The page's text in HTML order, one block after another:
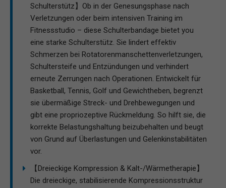
Schulterstütz】Ob in der Genesungsphase nach
Verletzungen oder beim intensiven Training im
Fitnessstudio – diese Schulterbandage bietet you
eine starke Schulterstütz. Sie lindert effektiv
Schmerzen bei Rotatorenmanschettenverletzungen,
Schultersteife und Entzündungen und verhindert
erneute Zerrungen nach Operationen. Entwickelt für
Basketball, Tennis, Golf und Gewichtheben, begrenzt
sie übermäßige Streck- und Drehbewegungen und
gibt eine propriozeptive Rückmeldung. So hilft sie, die
korrekte Belastungshaltung beizubehalten und beugt
von Grund auf Überlastungen und Gelenkinstabilitäten
vor.
【Dreieckige Kompression & Kalt-/Wärmetherapie】
Die dreieckige, stabilisierende Kompressionsstruktur